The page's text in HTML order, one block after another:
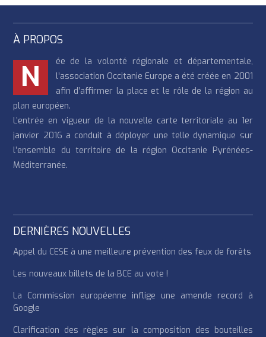
À PROPOS
N
ée de la volonté régionale et départementale,
l’association Occitanie Europe a été créée en 2001
afin d’affirmer la place et le rôle de la région au
plan européen.
L’entrée en vigueur de la nouvelle carte territoriale au 1er
janvier 2016 a conduit à déployer une telle dynamique sur
l’ensemble du territoire de la région Occitanie Pyrénées-
Méditerranée.
DERNIÈRES NOUVELLES
Appel du CESE à une meilleure prévention des feux de forêts
Les nouveaux billets de la BCE au vote !
La Commission européenne inflige une amende record à
Google
Clarification des règles sur la composition des bouteilles